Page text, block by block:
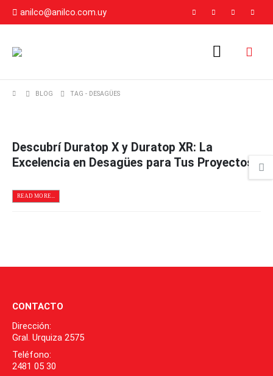
anilco@anilco.com.uy
BLOG TAG - DESAGÜES
Descubrí Duratop X y Duratop XR: La
Excelencia en Desagües para Tus Proyectos
READ MORE...
CONTACTO
Dirección:
Gral. Urquiza 2575
Teléfono:
2481 05 30